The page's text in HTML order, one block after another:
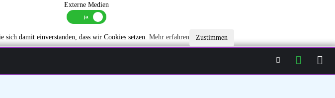
Externe Medien
sich damit einverstanden, dass wir Cookies setzen. Mehr erfahren Zustimmen